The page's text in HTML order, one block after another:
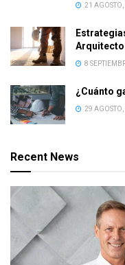
21
8
¿Cuánto
29
Recent News